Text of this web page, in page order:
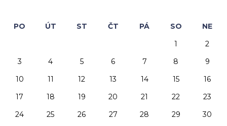
PO ÚT ST ČT PÁ SO
NE
1
2
3
4 5 6 7 8
9
10
11 12 13 14 15
16
17
18 19 20 21 22
23
24
25 26 27 28 29
30